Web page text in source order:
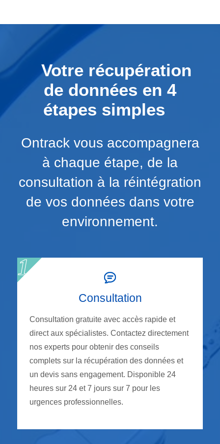
Votre récupération
de données en 4
étapes simples
Ontrack vous accompagnera
à chaque étape, de la
consultation à la réintégration
de vos données dans votre
environnement.
Consultation
Consultation gratuite avec accès rapide et
direct aux spécialistes. Contactez directement
nos experts pour obtenir des conseils
complets sur la récupération des données et
un devis sans engagement. Disponible 24
heures sur 24 et 7 jours sur 7 pour les
urgences professionnelles.